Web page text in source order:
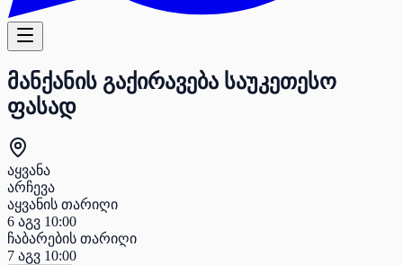
მანქანის გაქირავება საუკეთესო
ფასად
აყვანა
არჩევა
აყვანის თარიღი
6 აგვ 10:00
ჩაბარების თარიღი
7 აგვ 10:00